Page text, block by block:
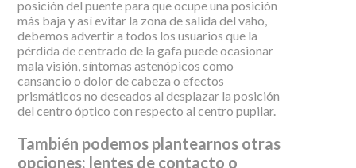
posición del puente para que ocupe una posición
más baja y así evitar la zona de salida del vaho,
debemos advertir a todos los usuarios que la
pérdida de centrado de la gafa puede ocasionar
mala visión, síntomas astenópicos como
cansancio o dolor de cabeza o efectos
prismáticos no deseados al desplazar la posición
del centro óptico con respecto al centro pupilar.
También podemos plantearnos otras
opciones: lentes de contacto o